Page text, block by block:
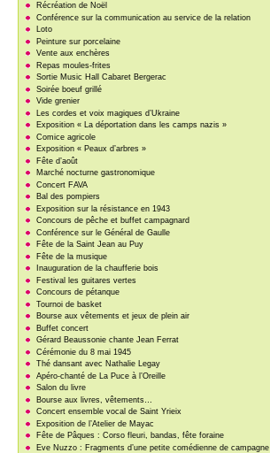
Récréation de Noël
Conférence sur la communication au service de la relation
Loto
Peinture sur porcelaine
Vente aux enchères
Repas moules-frites
Sortie Music Hall Cabaret Bergerac
Soirée boeuf grillé
Vide grenier
Les cordes et voix magiques d’Ukraine
Exposition « La déportation dans les camps nazis »
Comice agricole
Exposition « Peaux d’arbres »
Fête d’août
Marché nocturne gastronomique
Concert FAVA
Bal des pompiers
Exposition sur la résistance en 1943
Concours de pêche et buffet campagnard
Conférence sur le Général de Gaulle
Fête de la Saint Jean au Puy
Fête de la musique
Inauguration de la chaufferie bois
Festival les guitares vertes
Concours de pétanque
Tournoi de basket
Bourse aux vêtements et jeux de plein air
Buffet concert
Gérard Beaussonie chante Jean Ferrat
Cérémonie du 8 mai 1945
Thé dansant avec Nathalie Legay
Apéro-chanté de La Puce à l’Oreille
Salon du livre
Bourse aux livres, vêtements…
Concert ensemble vocal de Saint Yrieix
Exposition de l’Atelier de Mayac
Fête de Pâques : Corso fleuri, bandas, fête foraine
Eve Nuzzo : Fragments d’une petite comédienne de campagne